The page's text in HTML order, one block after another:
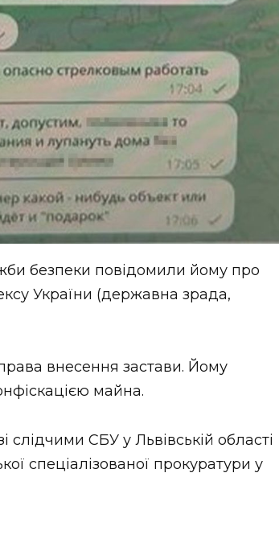
безпеки повідомили йому про
України (державна зрада,
внесення застави. Йому
майна.
СБУ у Львівській області
спеціалізованої прокуратури у